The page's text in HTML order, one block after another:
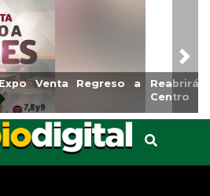
la Alberca Semiolímpica Zona